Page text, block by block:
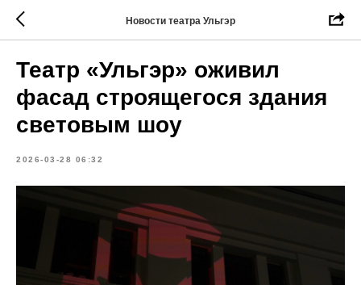
Новости театра Ульгэр
Театр «Ульгэр» оживил
фасад строящегося здания
световым шоу
2026-03-28 06:32